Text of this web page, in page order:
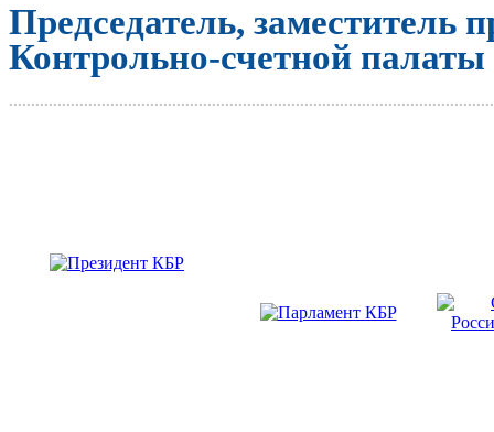
Председатель, заместитель
Контрольно-счетной палаты